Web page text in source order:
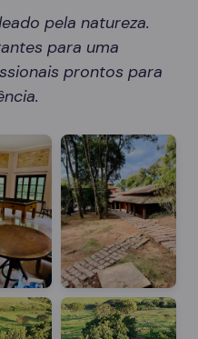
pela natureza.
para uma
prontos para